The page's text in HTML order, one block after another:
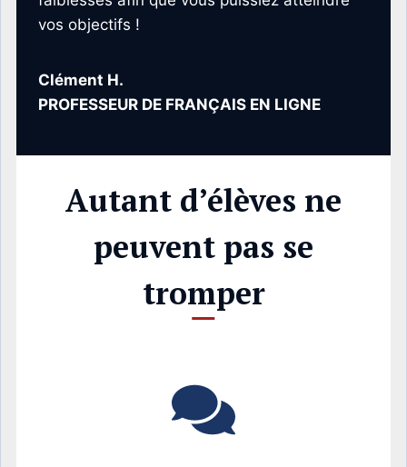
vos objectifs !
Clément H.
PROFESSEUR DE FRANÇAIS EN LIGNE
Autant d’élèves ne
peuvent pas se
tromper